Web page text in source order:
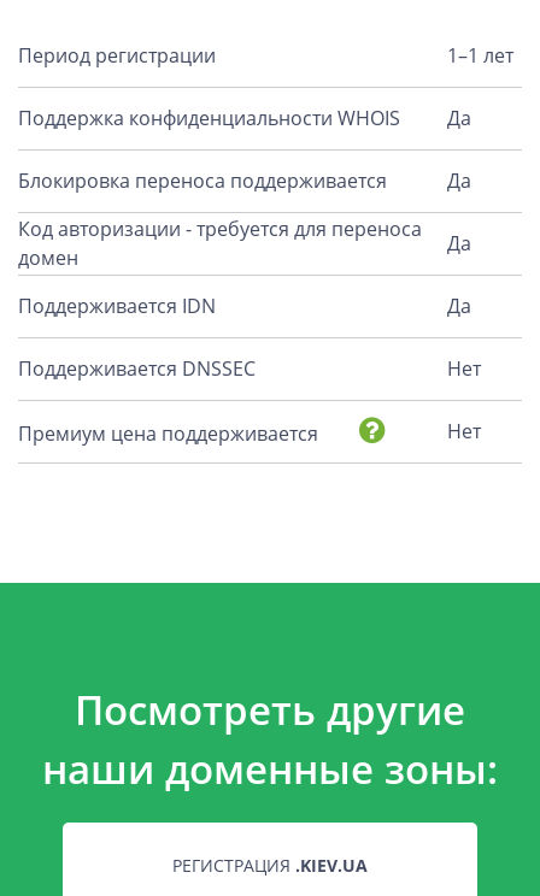
Период регистрации 1–1 лет
Поддержка конфиденциальности WHOIS Да
Блокировка переноса поддерживается
Да
Код авторизации - требуется для переноса
домен
Да
Поддерживается IDN Да
Поддерживается DNSSEC Нет
Премиум цена поддерживается Нет
Посмотреть другие
наши доменные зоны:
РЕГИСТРАЦИЯ .KIEV.UA